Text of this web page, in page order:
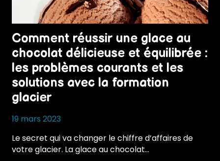
Comment réussir une glace au
chocolat délicieuse et équilibrée :
les problèmes courants et les
solutions avec la formation
glacier
19 mars 2023
Le secret qui va changer le chiffre d’affaires de
votre glacier. La glace au chocolat…